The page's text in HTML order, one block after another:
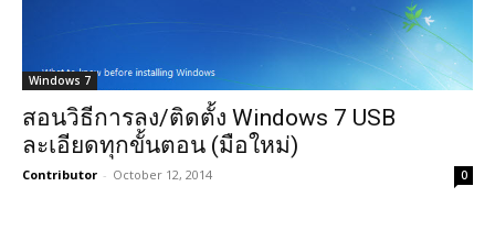
Windows 7
สอนวิธีการลง/ติดตั้ง Windows 7 USB
ละเอียดทุกขั้นตอน (มือใหม่)
Contributor - October 12, 2014 0